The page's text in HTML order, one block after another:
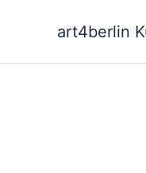
art4berlin